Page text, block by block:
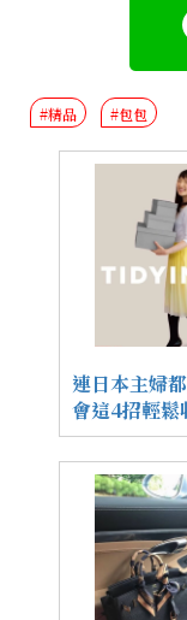
#精品 #包包
連日本主婦
會這4招輕鬆